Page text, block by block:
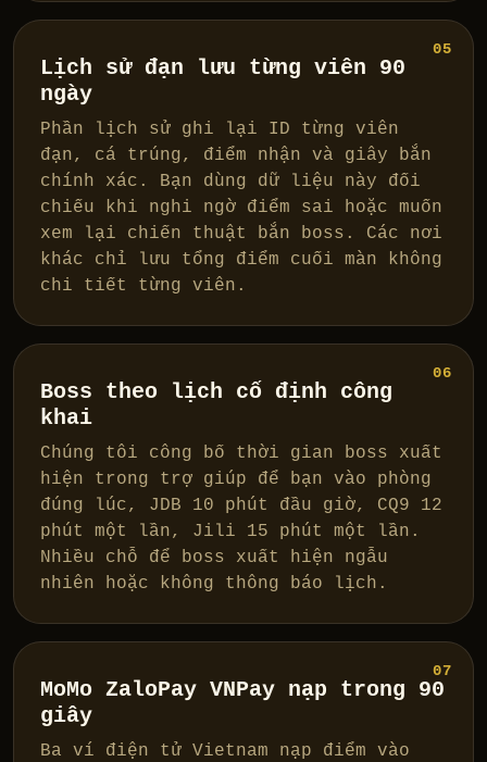
05
Lịch sử đạn lưu từng viên 90
ngày
Phần lịch sử ghi lại ID từng viên
đạn, cá trúng, điểm nhận và giây bắn
chính xác. Bạn dùng dữ liệu này đối
chiếu khi nghi ngờ điểm sai hoặc muốn
xem lại chiến thuật bắn boss. Các nơi
khác chỉ lưu tổng điểm cuối màn không
chi tiết từng viên.
06
Boss theo lịch cố định công
khai
Chúng tôi công bố thời gian boss xuất
hiện trong trợ giúp để bạn vào phòng
đúng lúc, JDB 10 phút đầu giờ, CQ9 12
phút một lần, Jili 15 phút một lần.
Nhiều chỗ để boss xuất hiện ngẫu
nhiên hoặc không thông báo lịch.
07
MoMo ZaloPay VNPay nạp trong 90
giây
Ba ví điện tử Vietnam nạp điểm vào